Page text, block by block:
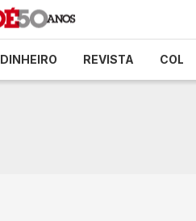
DINHEIRO REVISTA